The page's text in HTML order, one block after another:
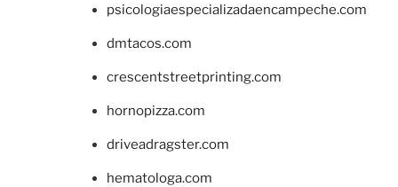
psicologiaespecializadaencampeche.com
dmtacos.com
crescentstreetprinting.com
hornopizza.com
driveadragster.com
hematologa.com